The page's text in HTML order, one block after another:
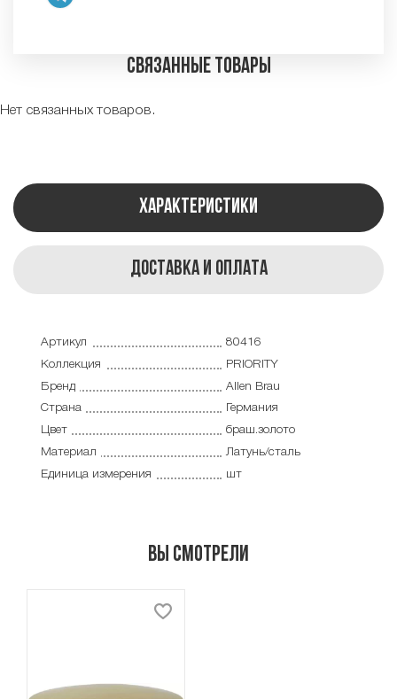
Связанные товары
Нет связанных товаров.
Характеристики
Доставка и оплата
Артикул
80416
Коллекция
PRIORITY
Бренд
Allen Brau
Страна
Германия
Цвет
браш.золото
Материал
Латунь/сталь
Единица измерения
шт
Вы смотрели